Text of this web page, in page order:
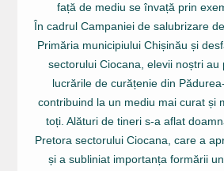
față de mediu se învață prin
În cadrul Campaniei de salubrizare
Primăria municipiului Chișinău și
sectorului Ciocana, elevii noștri au
lucrările de curățenie din
contribuind la un mediu mai curat și
toți. Alături de tineri s-a aflat
Pretora sectorului Ciocana, care a
și a subliniat importanța formării